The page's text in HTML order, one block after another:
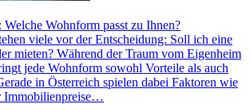
Wohnform passt zu Ihnen?
viele vor der Entscheidung: Soll ich eine
mieten? Während der Traum vom Eigenheim
jede Wohnform sowohl Vorteile als auch
in Österreich spielen dabei Faktoren wie
Immobilienpreise…